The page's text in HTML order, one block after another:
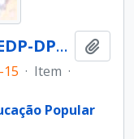
Ecologia : BR-SPIIEP_INF-EDP-DPS_ECO-022-15 [diapositivo]
15 · Item ·
Popular